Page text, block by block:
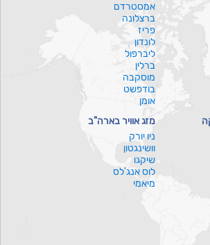
אמסטרדם
ברצלונה
פריז
לונדון
ליברפול
ברלין
מוסקבה
בודפשט
אומן
מזג אוויר בארה"ב
ניו יורק
וושינגטון
שיקגו
לוס אנג'לס
מיאמי